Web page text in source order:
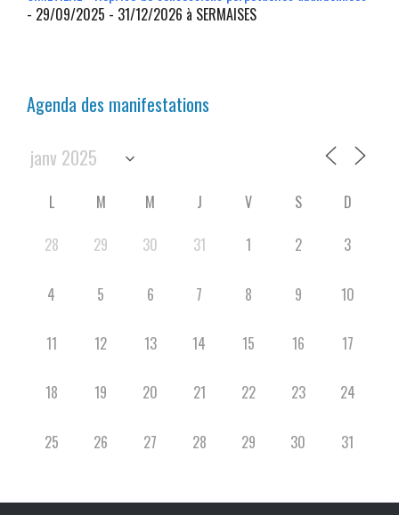
- 29/09/2025 - 31/12/2026 à SERMAISES
Agenda des manifestations
L M M J V S
D
28
29 30 31 1 2 3
4 5 6 7 8 9 10
11 12 13 14 15 16 17
18 19 20 21 22 23 24
25 26 27 28 29 30 31